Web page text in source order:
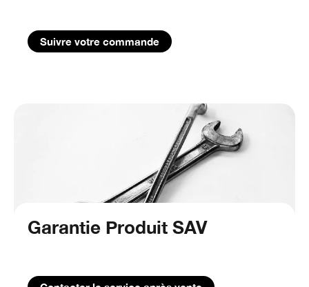
Suivre votre commande
Garantie Produit SAV